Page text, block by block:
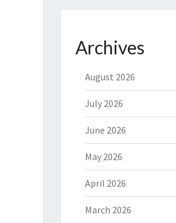
Archives
August 2026
July 2026
June 2026
May 2026
April 2026
March 2026